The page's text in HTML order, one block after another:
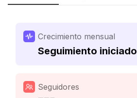
Crecimiento mensual
Seguimiento iniciado
Seguidores